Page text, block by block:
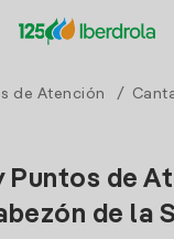
de Atención /
Puntos de
de la